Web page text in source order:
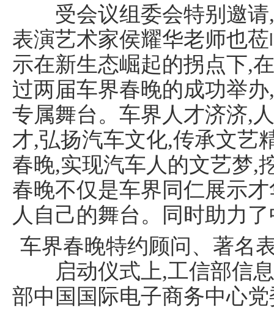
受会议组委会特别邀请,
表演艺术家侯耀华老师也
示在新生态崛起的拐点下,
过两届车界春晚的成功举
专属舞台。车界人才济济,
才,弘扬汽车文化,传承文艺
春晚,实现汽车人的文艺梦,
春晚不仅是车界同仁展示
人自己的舞台。同时助力
车界春晚特约顾问、著名
启动仪式上,工信部信息
部中国国际电子商务中心